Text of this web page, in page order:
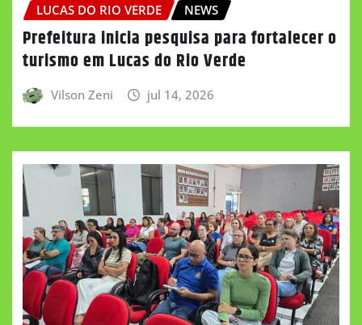
LUCAS DO RIO VERDE NEWS
Prefeitura inicia pesquisa para fortalecer o
turismo em Lucas do Rio Verde
Vilson Zeni jul 14, 2026